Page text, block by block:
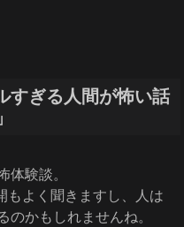
すぎる人間が怖い話
体験談。
よく聞きますし、人は
かもしれませんね。